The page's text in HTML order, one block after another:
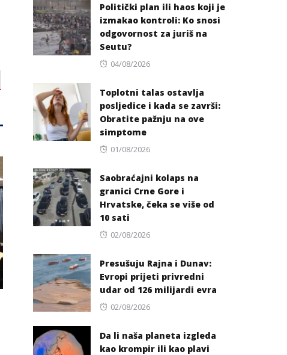
Politički plan ili haos koji je
izmakao kontroli: Ko snosi
odgovornost za juriš na
Seutu?
Posted
04/08/2026
Toplotni talas ostavlja
posljedice i kada se završi:
Obratite pažnju na ove
simptome
Posted
01/08/2026
Saobraćajni kolaps na
granici Crne Gore i
Hrvatske, čeka se više od
10 sati
Posted
02/08/2026
Presušuju Rajna i Dunav:
Evropi prijeti privredni
udar od 126 milijardi evra
Posted
02/08/2026
Da li naša planeta izgleda
kao krompir ili kao plavi